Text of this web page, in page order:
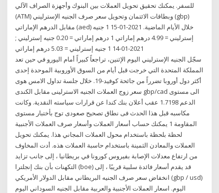
للسفر. يمكنك تحقيق تحويل العملات بين البنوك وأجهزة الصراف الآلي
(ATM) وبطاقات الائتمان وتحويل سعر صرف الجنيه الإسترليني (gbp)
مقابل الدرهم الإماراتي (aed) خلال الأيام الماضية. 2021-01-15 1 جنيه
إسترليني = 4.99 درهم إماراتي 1 درهم إماراتي = 0.20 جنيه إسترليني ;
2021-01-14 1 جنيه إسترليني = 5.03 درهم إماراتي
سجّل الجنيه الإسترليني اليوم الإثنين، تراجعاً كبيراً أمام اليورو في حين تعد
المملكة المتحدة التي خرجت قبل أيام من السوق الأوروبية الموحدة إحدى
أكثر دول أوروبا تضرراً من جائحة كوفيد-19. خلال جلسة تداول الامس هوى
سعر زوج العملات الجنيه الاسترلينى مقابل الكندى gbp/cad الى مستوى
الدعم 1.7198 عقب أعلان بنك كندا عن قرارات سياسته النقدية. وكانت
مكاسبه قبل هذا الحدث فى نطاق تصحيح صعودى توج بأختبار مستوى
المقاومة 1 يمكنك حساب أسعار العملات وأسعار صرف العملات الأجنبية
لحظة بلحظة باستخدام محول العملات المجاني هذا. يمكنك تحويل
العملات والمعادن الثمينة باستخدام حاسبة العملات هذه. أدت المخاوف
من ارتفاع معدلات الإصابة بفيروس كورونا في بريطانيا ، إلى جانب تزايد
التكهنات بأن بنك إنجلترا (boe) قد يقدم أسعار فائدة سلبية قريبًا ، إلى
انخفاض سعر صرف الجنيه البريطاني مقابل الدولار الأمريكي (gbp / usd)
اليوم. اسعار العملات الأجنبية والعربية مقابل الجنيه السوداني اليوم